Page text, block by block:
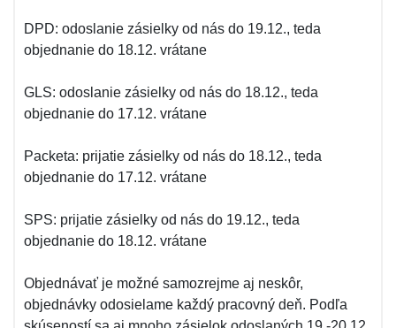
DPD: odoslanie zásielky od nás do 19.12., teda
objednanie do 18.12. vrátane
GLS: odoslanie zásielky od nás do 18.12., teda
objednanie do 17.12. vrátane
Packeta: prijatie zásielky od nás do 18.12., teda
objednanie do 17.12. vrátane
SPS: prijatie zásielky od nás do 19.12., teda
objednanie do 18.12. vrátane
Objednávať je možné samozrejme aj neskôr,
objednávky odosielame každý pracovný deň. Podľa